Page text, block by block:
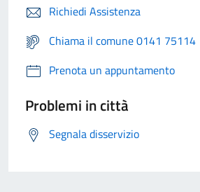
Richiedi Assistenza
Chiama il comune 0141 75114
Prenota un appuntamento
Problemi in città
Segnala disservizio